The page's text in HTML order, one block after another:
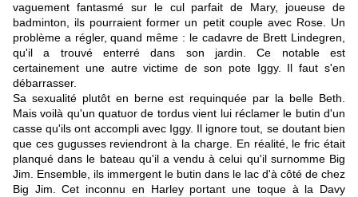
vaguement fantasmé sur le cul parfait de Mary, joueuse de
badminton, ils pourraient former un petit couple avec Rose. Un
problème a régler, quand même : le cadavre de Brett Lindegren,
qu'il a trouvé enterré dans son jardin. Ce notable est
certainement une autre victime de son pote Iggy. Il faut s'en
débarrasser.
Sa sexualité plutôt en berne est requinquée par la belle Beth.
Mais voilà qu'un quatuor de tordus vient lui réclamer le butin d'un
casse qu'ils ont accompli avec Iggy. Il ignore tout, se doutant bien
que ces gugusses reviendront à la charge. En réalité, le fric était
planqué dans le bateau qu'il a vendu à celui qu'il surnomme Big
Jim. Ensemble, ils immergent le butin dans le lac d'à côté de chez
Big Jim. Cet inconnu en Harley portant une toque à la Davy